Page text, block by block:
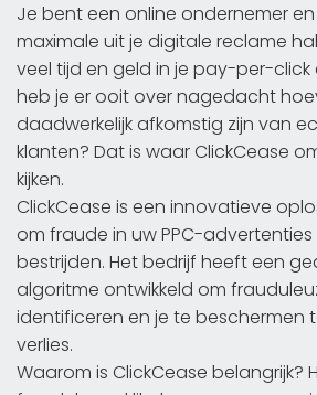
Je bent een online ondernemer
maximale uit je digitale reclame
veel tijd en geld in je pay-per-
heb je er ooit over nagedacht
daadwerkelijk afkomstig zijn van
klanten? Dat is waar ClickCease
kijken.
ClickCease is een innovatieve
om fraude in uw PPC-
bestrijden. Het bedrijf heeft een
algoritme ontwikkeld om
identificeren en je te beschermen
verlies.
Waarom is ClickCease belangrijk?